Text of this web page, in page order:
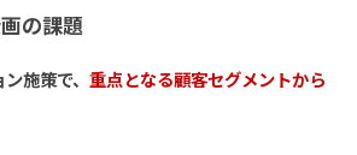
の課題
施策で、重点となる顧客セグメントから